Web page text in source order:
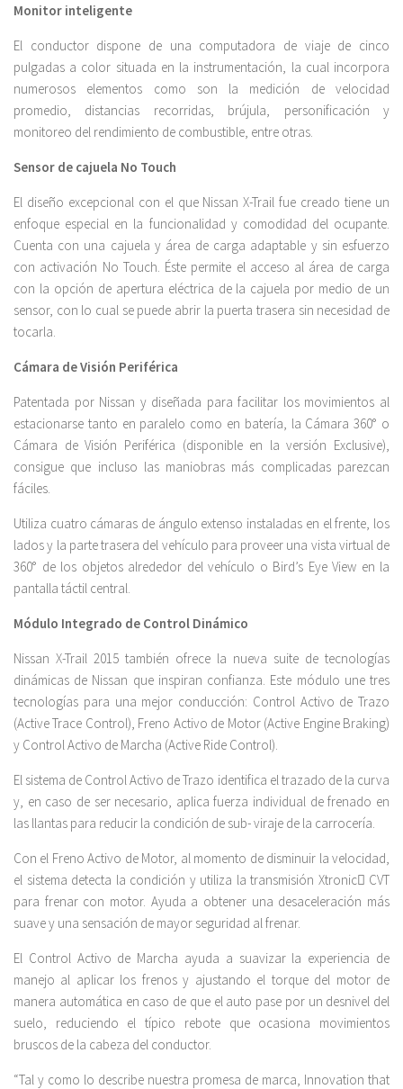
Monitor inteligente
El conductor dispone de una computadora de viaje de cinco
pulgadas a color situada en la instrumentación, la cual incorpora
numerosos elementos como son la medición de velocidad
promedio, distancias recorridas, brújula, personificación y
monitoreo del rendimiento de combustible, entre otras.
Sensor de cajuela No Touch
El diseño excepcional con el que Nissan X-Trail fue creado tiene un
enfoque especial en la funcionalidad y comodidad del ocupante.
Cuenta con una cajuela y área de carga adaptable y sin esfuerzo
con activación No Touch. Éste permite el acceso al área de carga
con la opción de apertura eléctrica de la cajuela por medio de un
sensor, con lo cual se puede abrir la puerta trasera sin necesidad de
tocarla.
Cámara de Visión Periférica
Patentada por Nissan y diseñada para facilitar los movimientos al
estacionarse tanto en paralelo como en batería, la Cámara 360° o
Cámara de Visión Periférica (disponible en la versión Exclusive),
consigue que incluso las maniobras más complicadas parezcan
fáciles.
Utiliza cuatro cámaras de ángulo extenso instaladas en el frente, los
lados y la parte trasera del vehículo para proveer una vista virtual de
360° de los objetos alrededor del vehículo o Bird’s Eye View en la
pantalla táctil central.
Módulo Integrado de Control Dinámico
Nissan X-Trail 2015 también ofrece la nueva suite de tecnologías
dinámicas de Nissan que inspiran confianza. Este módulo une tres
tecnologías para una mejor conducción: Control Activo de Trazo
(Active Trace Control), Freno Activo de Motor (Active Engine Braking)
y Control Activo de Marcha (Active Ride Control).
El sistema de Control Activo de Trazo identifica el trazado de la curva
y, en caso de ser necesario, aplica fuerza individual de frenado en
las llantas para reducir la condición de sub- viraje de la carrocería.
Con el Freno Activo de Motor, al momento de disminuir la velocidad,
el sistema detecta la condición y utiliza la transmisión Xtronic CVT
para frenar con motor. Ayuda a obtener una desaceleración más
suave y una sensación de mayor seguridad al frenar.
El Control Activo de Marcha ayuda a suavizar la experiencia de
manejo al aplicar los frenos y ajustando el torque del motor de
manera automática en caso de que el auto pase por un desnivel del
suelo, reduciendo el típico rebote que ocasiona movimientos
bruscos de la cabeza del conductor.
“Tal y como lo describe nuestra promesa de marca, Innovation that